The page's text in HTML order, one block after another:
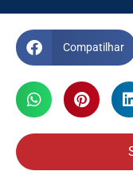
Compatilhar